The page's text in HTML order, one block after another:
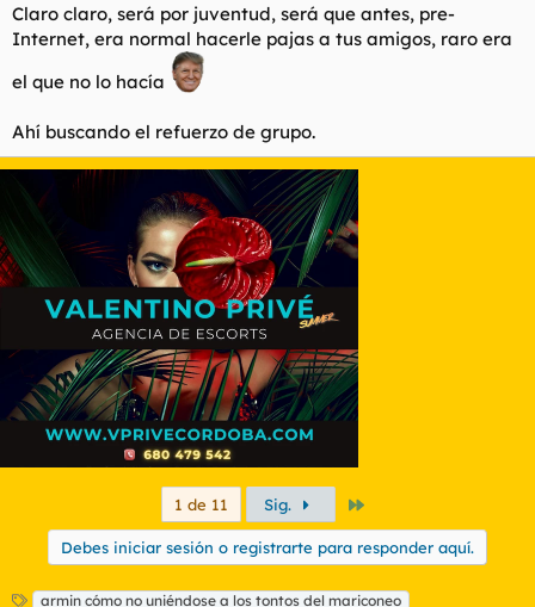
:
Claro claro, será por juventud, será que antes, pre-
Internet, era normal hacerle pajas a tus amigos, raro era
el que no lo hacía
Ahí buscando el refuerzo de grupo.
1 de 11 Sig.
Debes iniciar sesión o registrarte para responder aquí.
E armin cómo no uniéndose a los tontos del mariconeo